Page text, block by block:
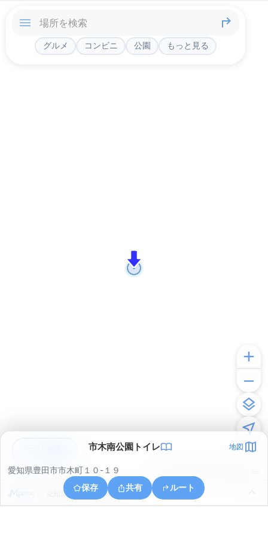
グルメ コンビニ 公園 もっと見る
市木南公園トイレ 地図
愛知県豊田市市木町１０-１９
保存
共有 ルート
愛知県豊田市扶桑町２丁目